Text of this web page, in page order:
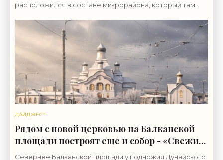
расположился в составе микрорайона, который там
«Ручьи»
ДАЙДЖЕСТ
Рядом с новой церковью на Балканской
площади построят еще и собор - «Свежие
новости строительства»
Севернее Балканской площади у подножия Дунайского